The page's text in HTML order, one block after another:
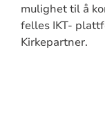
mulighet til å
felles IKT-
Kirkepartner.